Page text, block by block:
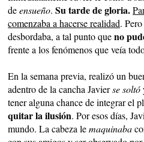
deensueño. Su tarde de gloria.
comenzaba a hacerse realidad.
desbordaba, a tal punto queno
frente a los fenómenos que veía
En la semana previa, realizó un
adentro de la cancha Javierse soltó
tener alguna chance de integrar el
quitar la ilusión. Por esos días,
mundo. La cabeza lemaquinaba